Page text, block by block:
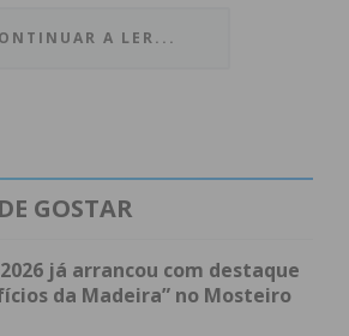
um conjunto masculino do
para além da competição de
concursos técnicos e
A LER...
GOSTAR
já arrancou com destaque
da Madeira” no Mosteiro